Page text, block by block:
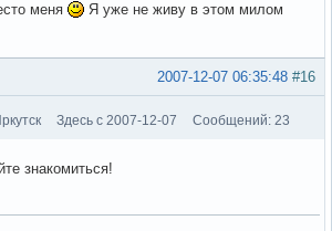
меня
Я уже не живу в этом милом
#16
2007-12-07 06:35:48
Здесь с 2007-12-07 Сообщений: 23
знакомиться!